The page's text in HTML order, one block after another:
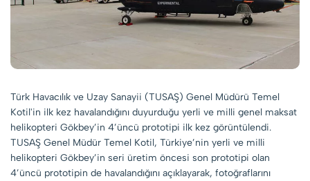
Türk Havacılık ve Uzay Sanayii (TUSAŞ) Genel Müdürü Temel
Kotil'in ilk kez havalandığını duyurduğu yerli ve milli genel maksat
helikopteri Gökbey’in 4’üncü prototipi ilk kez görüntülendi.
TUSAŞ Genel Müdür Temel Kotil, Türkiye’nin yerli ve milli
helikopteri Gökbey’in seri üretim öncesi son prototipi olan
4’üncü prototipin de havalandığını açıklayarak, fotoğraflarını